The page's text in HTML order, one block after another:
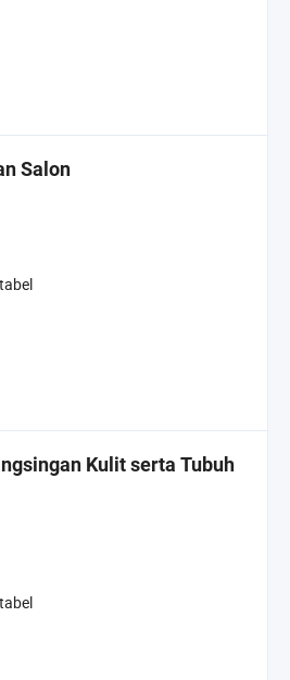
Salon
Kulit serta Tubuh